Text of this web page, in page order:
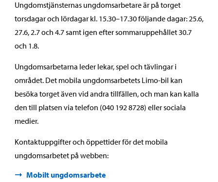
Ungdomstjänsternas ungdomsarbetare är på torget
torsdagar och lördagar kl. 15.30–17.30 följande dagar: 25.6,
27.6, 2.7 och 4.7 samt igen efter sommaruppehållet 30.7
och 1.8.
Ungdomsarbetarna leder lekar, spel och tävlingar i
området. Det mobila ungdomsarbetets Limo-bil kan
besöka torget även vid andra tillfällen, och man kan kalla
den till platsen via telefon (040 192 8728) eller sociala
medier.
Kontaktuppgifter och öppettider för det mobila
ungdomsarbetet på webben:
Mobilt ungdomsarbete